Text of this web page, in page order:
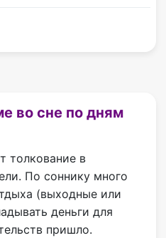
во сне по дням
толкование в
По соннику много
(выходные или
деньги для
пришло.